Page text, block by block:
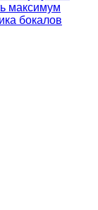
максимум
бокалов